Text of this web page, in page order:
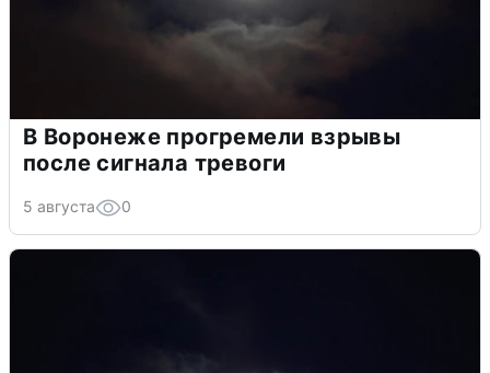
В Воронеже прогремели взрывы
после сигнала тревоги
5 августа 0